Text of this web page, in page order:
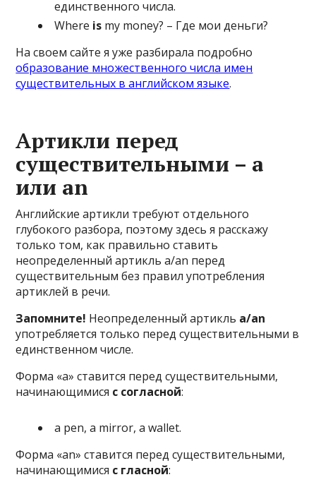
единственного числа.
Where is my money? – Где мои деньги?
На своем сайте я уже разбирала подробно
образование множественного числа имен
существительных в английском языке.
Артикли перед
существительными – a
или an
Английские артикли требуют отдельного
глубокого разбора, поэтому здесь я расскажу
только том, как правильно ставить
неопределенный артикль a/an перед
существительным без правил употребления
артиклей в речи.
Запомните! Неопределенный артикль a/an
употребляется только перед существительными в
единственном числе.
Форма «a» ставится перед существительными,
начинающимися с согласной:
a pen, a mirror, a wallet.
Форма «an» ставится перед существительными,
начинающимися с гласной: